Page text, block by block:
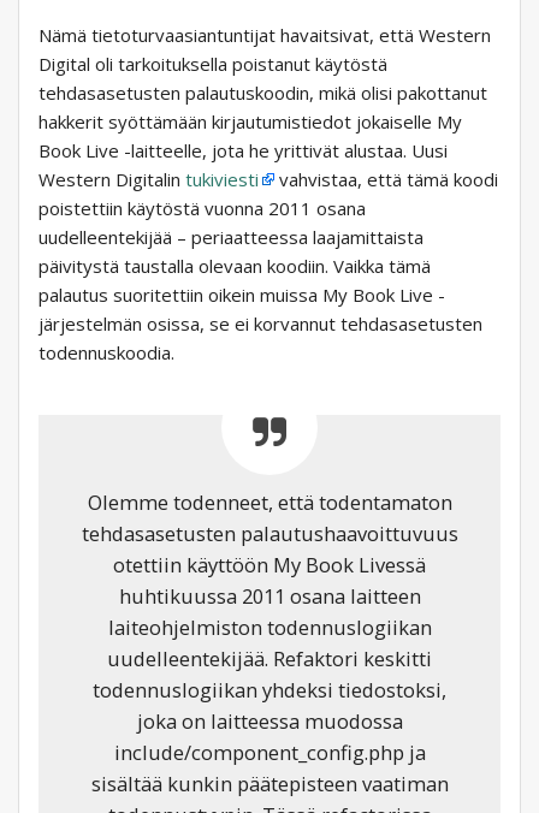
Nämä tietoturvaasiantuntijat havaitsivat, että Western
Digital oli tarkoituksella poistanut käytöstä
tehdasasetusten palautuskoodin, mikä olisi pakottanut
hakkerit syöttämään kirjautumistiedot jokaiselle My
Book Live -laitteelle, jota he yrittivät alustaa. Uusi
Western Digitalin tukiviesti
vahvistaa, että tämä koodi
poistettiin käytöstä vuonna 2011 osana
uudelleentekijää – periaatteessa laajamittaista
päivitystä taustalla olevaan koodiin. Vaikka tämä
palautus suoritettiin oikein muissa My Book Live -
järjestelmän osissa, se ei korvannut tehdasasetusten
todennuskoodia.
Olemme todenneet, että todentamaton
tehdasasetusten palautushaavoittuvuus
otettiin käyttöön My Book Livessä
huhtikuussa 2011 osana laitteen
laiteohjelmiston todennuslogiikan
uudelleentekijää. Refaktori keskitti
todennuslogiikan yhdeksi tiedostoksi,
joka on laitteessa muodossa
include/component_config.php ja
sisältää kunkin päätepisteen vaatiman